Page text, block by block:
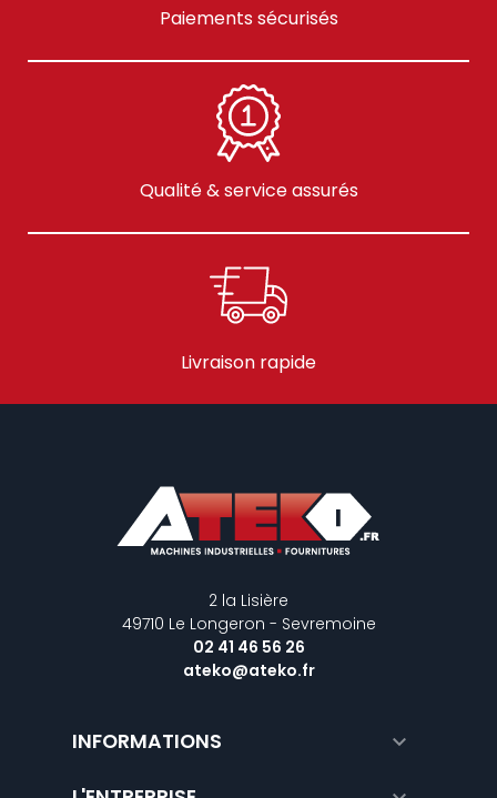
Paiements sécurisés
Qualité & service assurés
Livraison rapide
2 la Lisière
49710 Le Longeron - Sevremoine
02 41 46 56 26
ateko@ateko.fr
INFORMATIONS 